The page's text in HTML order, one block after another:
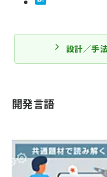
設計／手
開発言語